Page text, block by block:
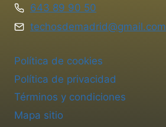
643 89 90 50
techosdemadrid@gmail.com
Política de cookies
Política de privacidad
Términos y condiciones
Mapa sitio